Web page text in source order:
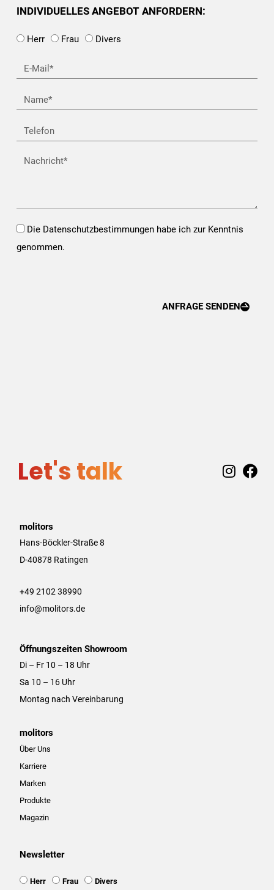
INDIVIDUELLES ANGEBOT ANFORDERN:
Herr Frau Divers
Name
Telefon
Nachricht
Opt-
In*
Die Datenschutzbestimmungen habe ich zur Kenntnis
genommen.
ANFRAGE SENDEN
Let's talk
I
F
molitors
Hans-Böckler-Straße 8
D-40878 Ratingen
+49 2102 38990
info@molitors.de
Öffnungszeiten Showroom
Di – Fr 10 – 18 Uhr
Sa 10 – 16 Uhr
Montag nach Vereinbarung
molitors
Über Uns
Karriere
Marken
Produkte
Magazin
Newsletter
Ansprache
Herr Frau Divers